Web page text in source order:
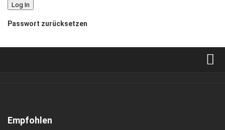
Passwort zurücksetzen
Kontakt, Impressum
Empfohlen